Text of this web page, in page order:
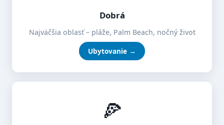
Dobrá
Najväčšia oblasť – pláže, Palm Beach, nočný život
Ubytovanie →
🍕